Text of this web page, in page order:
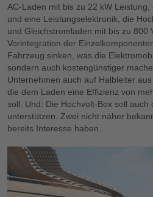
AC-Laden mit bis zu 22 kW
und eine Leistungselektronik, die
und Gleichstromladen mit bis zu 800
Vorintegration der
Fahrzeug sinken, was die
sondern auch kostengünstiger
Unternehmen auch auf Halbleiter
die dem Laden eine Effizienz von
soll. Und: Die Hochvolt-Box soll auch
unterstützen. Zwei nicht näher
bereits Interesse haben.